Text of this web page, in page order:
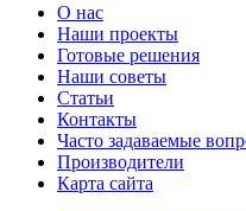
О нас
Наши проекты
Готовые решения
Наши советы
Статьи
Контакты
Часто задаваемые
Производители
Карта сайта